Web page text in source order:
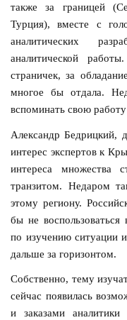
также за границей
Турция), вместе с
аналитических
аналитической
страничек, за
многое бы отдала.
вспоминать свою
Александр
интерес экспертов к
интереса множества
транзитом. Недаром
этому региону.
бы не
по изучению ситуации
дальше за горизонтом.
Собственно, тему
сейчас появилась
и заказами